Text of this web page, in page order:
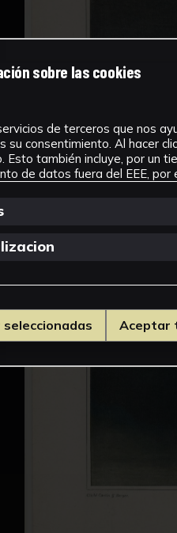
sobre las cookies
de terceros que nos
su consentimiento. Al hacer
Esto también incluye, por un
de datos fuera del EEE, por
Aceptar